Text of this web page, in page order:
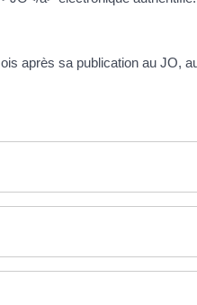
après sa publication au